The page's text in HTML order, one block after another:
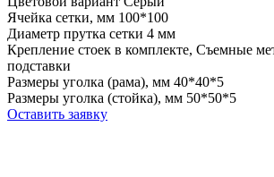
Ячейка сетки, мм 100*100
Диаметр прутка сетки 4 мм
Крепление стоек в комплекте, Съемные
подставки
Размеры уголка (рама), мм 40*40*5
Размеры уголка (стойка), мм 50*50*5
Оставить заявку